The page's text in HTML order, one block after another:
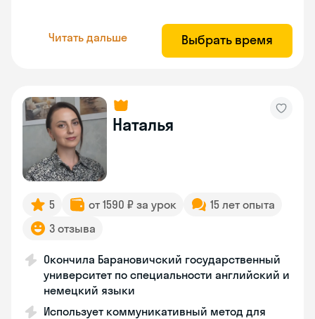
Читать дальше Выбрать время
Наталья
5 от 1590 ₽ за урок
15 лет опыта
3 отзыва
Окончила Барановичский государственный
университет по специальности английский и
немецкий языки
Использует коммуникативный метод для